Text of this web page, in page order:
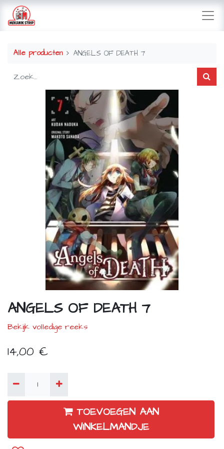
Alle producten ANGELS OF DEATH 7
ANGELS OF DEATH 7
Bekijk volledige reeks
14,00 €
TOEVOEGEN AAN
WINKELMANDJE